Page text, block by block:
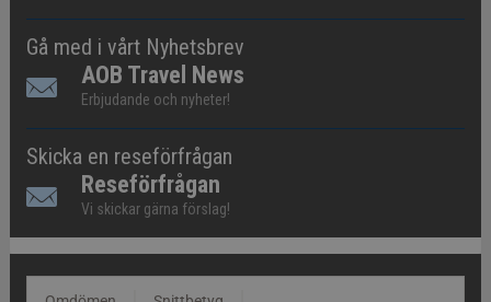
Gå med i vårt Nyhetsbrev
AOB Travel News
Erbjudande och nyheter!
Skicka en reseförfrågan
Reseförfrågan
Vi skickar gärna förslag!